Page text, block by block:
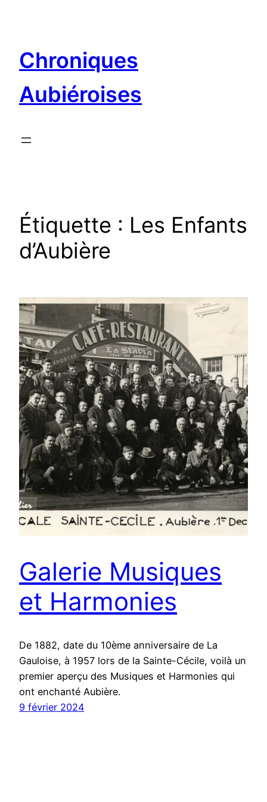
Chroniques
Aubiéroises
Étiquette : Les Enfants
d’Aubière
Galerie Musiques
et Harmonies
De 1882, date du 10ème anniversaire de La
Gauloise, à 1957 lors de la Sainte-Cécile, voilà un
premier aperçu des Musiques et Harmonies qui
ont enchanté Aubière.
9 février 2024